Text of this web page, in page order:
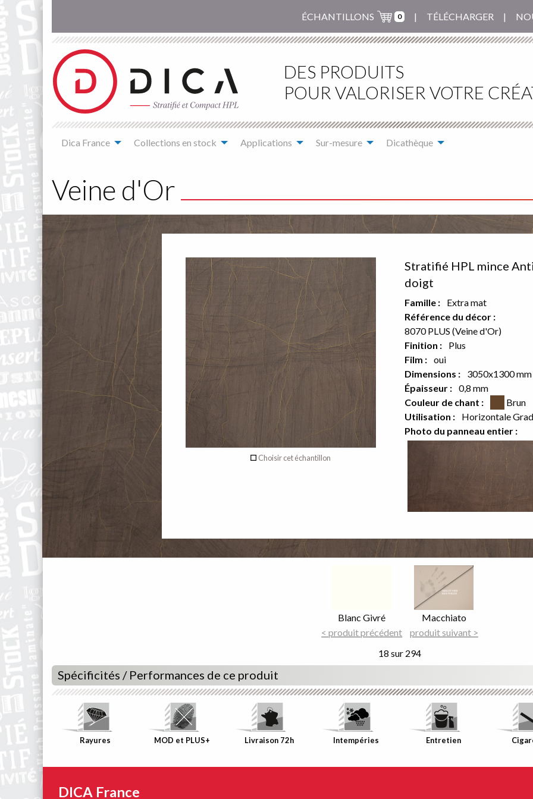
Aller
ÉCHANTILLONS 0 TÉLÉCHARGER
DES PRODUITS
POUR VALORISER VOTRE
Main
Dica France Collections en stock Applications Sur-mesure Dicathèque
are
hereVeine d'Or
Aucun décor sur le verso
de ce produit
Choisir cet échantillon
Stratifié HPL mince
doigt
Famille :
Extra mat
Référence du décor :
8070 PLUS (Veine d'Or)
Finition :
Plus
Film : oui
Dimensions :
3050x1300 mm
Épaisseur : 0,8 mm
Couleur de chant :
Couleur CSS
Brun
Utilisation :
Horizontale
Photo du panneau entier :
Nom
du
Blanc Givré
< produit précédent
Focus
Nom
du
Macchiato
produit suivant >
18 sur 294
Spécificités / Performances de ce produit
Rayures MOD et PLUS+ Livraison 72h Intempéries Entretien
DICA France